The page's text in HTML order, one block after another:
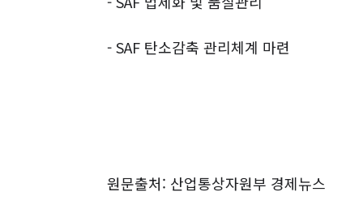
- SAF 탄소감축 관리체계 마련
원문출처: 산업통상자원부 경제뉴스